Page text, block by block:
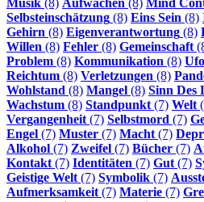
Musik (8) Aufwachen (8) Mind
Selbsteinschätzung (8) Eins Sein (8)
Gehirn (8) Eigenverantwortung (8)
Willen (8) Fehler (8) Gemeinschaft
Problem (8) Kommunikation (8)
Reichtum (8) Verletzungen (8)
Wohlstand (8) Mangel (8) Sinn Des
Wachstum (8) Standpunkt(7) Welt
Vergangenheit(7) Selbstmord (7)
Engel (7) Muster (7) Macht(7)
Alkohol (7) Zweifel (7) Bücher (7)
Kontakt(7) Identitäten (7) Gut(7)
Geistige Welt(7) Symbolik (7)
Aufmerksamkeit(7) Materie (7)